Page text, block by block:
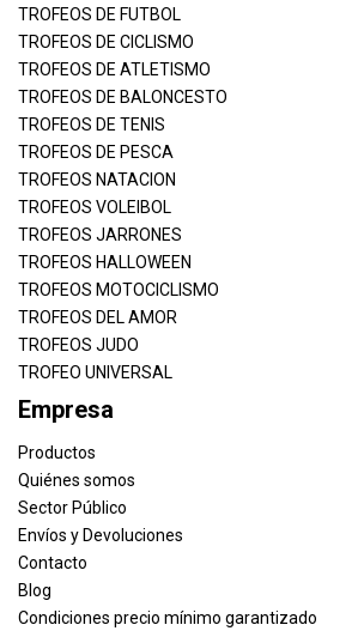
TROFEOS DE FUTBOL
TROFEOS DE CICLISMO
TROFEOS DE ATLETISMO
TROFEOS DE BALONCESTO
TROFEOS DE TENIS
TROFEOS DE PESCA
TROFEOS NATACION
TROFEOS VOLEIBOL
TROFEOS JARRONES
TROFEOS HALLOWEEN
TROFEOS MOTOCICLISMO
TROFEOS DEL AMOR
TROFEOS JUDO
TROFEO UNIVERSAL
Empresa
Productos
Quiénes somos
Sector Público
Envíos y Devoluciones
Contacto
Blog
Condiciones precio mínimo garantizado